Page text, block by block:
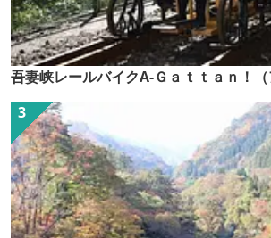
吾妻峡レールバイクA-Ｇａｔｔａｎ！（